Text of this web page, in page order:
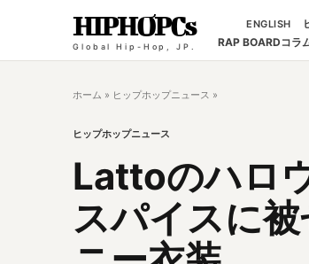
HIPHOPCs
Global Hip-Hop, JP.
ENGLISH
RAP BOARDコラ
ホーム » ヒップホップニュース »
ヒップホップニュース
Lattoのハロ
スパイスに